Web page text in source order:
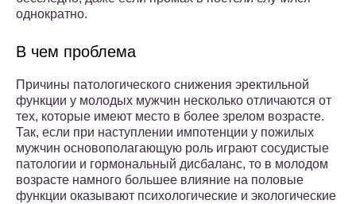
однократно.
В чем проблема
Причины патологического снижения эректильной
функции у молодых мужчин несколько отличаются от
тех, которые имеют место в более зрелом возрасте.
Так, если при наступлении импотенции у пожилых
мужчин основополагающую роль играют сосудистые
патологии и гормональный дисбаланс, то в молодом
возрасте намного большее влияние на половые
функции оказывают психологические и экологические